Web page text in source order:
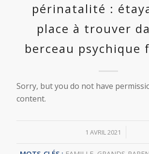
périnatalité :
place à trouver
berceau psychique
Sorry, but you do not have
content.
1 AVRIL 2021
/